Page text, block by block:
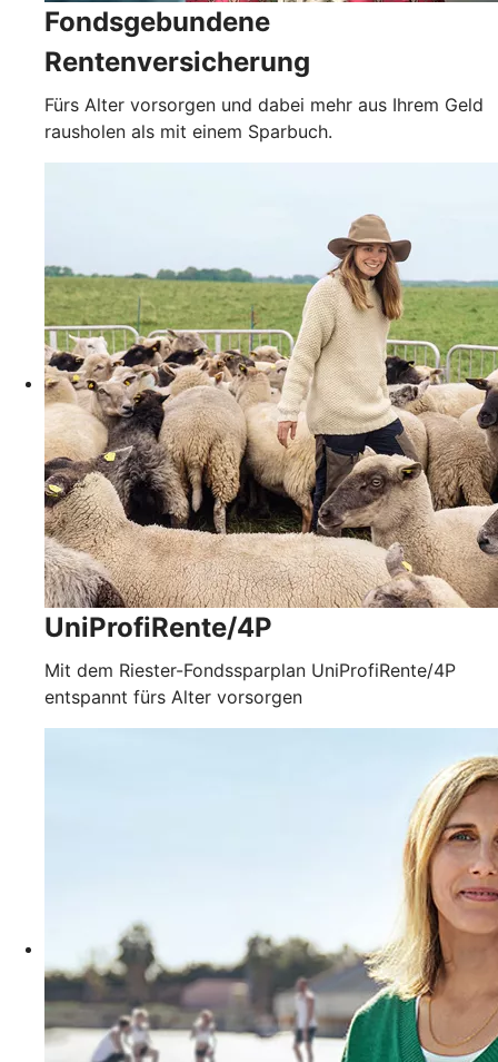
Fondsgebundene
Rentenversicherung
Fürs Alter vorsorgen und dabei mehr aus Ihrem Geld
rausholen als mit einem Sparbuch.
UniProfiRente/4P
Mit dem Riester-Fondssparplan UniProfiRente/4P
entspannt fürs Alter vorsorgen